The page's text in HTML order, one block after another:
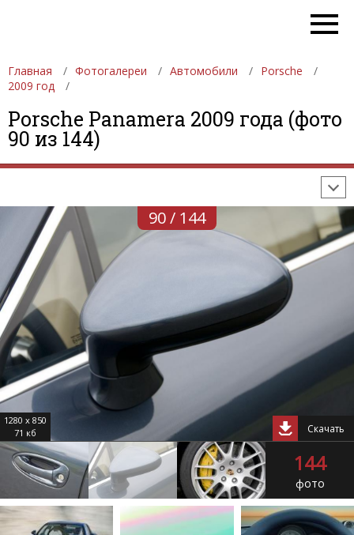
Главная Фотогалереи Автомобили
Porsche
2009 год
Porsche Panamera 2009 года (фото
90 из 144)
ФОТОГАЛЕРЕИ АВТОМОБИЛИ
ДЕВУШКИ
АВТОСАЛОНЫ
90 / 144
1280 x 850
71 кб
Скачать
144
фото